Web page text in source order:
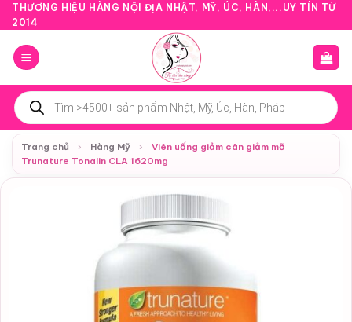
Bỏ
qua
nội
dung
THƯƠNG HIỆU HÀNG NỘI ĐỊA NHẬT, MỸ, ÚC, HÀN,...UY TÍN TỪ
2014
Tìm
kiếm
sản
phẩm
Trang chủ
› Hàng Mỹ ›
Viên uống giảm cân giảm mỡ
Trunature Tonalin CLA 1620mg